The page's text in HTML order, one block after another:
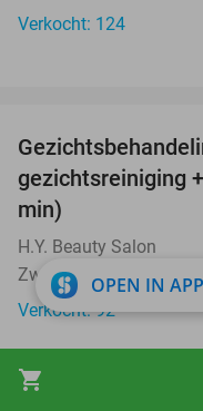
shopping_cart
Verkocht: 124
gezichtsreiniging
min)
H.Y. Beauty Salon
Zwolle
Verkocht: 92
OPEN IN APP